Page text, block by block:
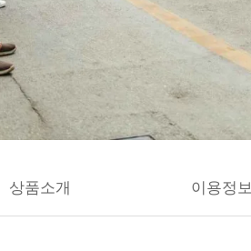
상품소개 이용정보